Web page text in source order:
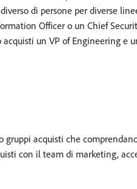
di persone per diverse
Officer o un Chief
un VP of Engineering e
gruppi acquisti che
con il team di marketing,